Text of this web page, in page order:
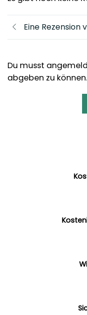
Eine Rezension
Du musst
abgeben zu können.